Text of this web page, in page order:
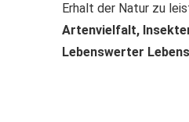
Erhalt der Natur zu
Artenvielfalt,
Lebenswerter